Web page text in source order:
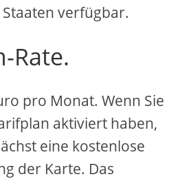
verfügbar.
Rate.
pro Monat. Wenn Sie
aktiviert haben,
eine kostenlose
der Karte. Das